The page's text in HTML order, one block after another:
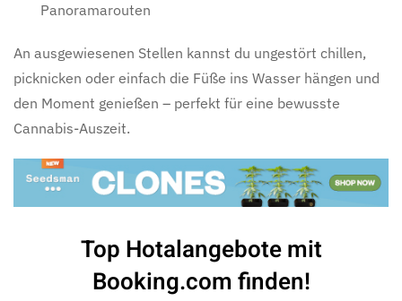
Panoramarouten
An ausgewiesenen Stellen kannst du ungestört chillen,
picknicken oder einfach die Füße ins Wasser hängen und
den Moment genießen – perfekt für eine bewusste
Cannabis-Auszeit.
Top Hotalangebote mit
Booking.com finden!